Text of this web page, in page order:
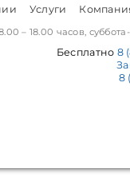
Услуги
– 18.00 часов,
Бесплатно 8
8